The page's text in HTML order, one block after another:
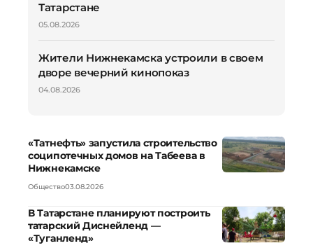
Татарстане
05.08.2026
Жители Нижнекамска устроили в своем
дворе вечерний кинопоказ
04.08.2026
«Татнефть» запустила строительство
соципотечных домов на Табеева в
Нижнекамске
Общество03.08.2026
В Татарстане планируют построить
татарский Диснейленд —
«Туганленд»